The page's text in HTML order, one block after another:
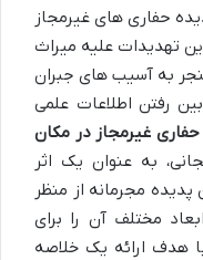
حفاری های غیرمجاز
تهدیدات علیه میراث
به آسیب های جبران
رفتن اطلاعات علمی
غیرمجاز در مکان
به عنوان یک اثر
مجرمانه از منظر
مختلف آن را برای
هدف ارائه یک خلاصه